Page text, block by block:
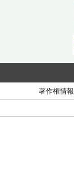
著作権情報